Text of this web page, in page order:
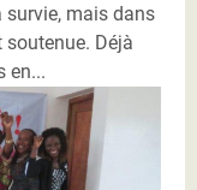
survie, mais dans
soutenue. Déjà
en...